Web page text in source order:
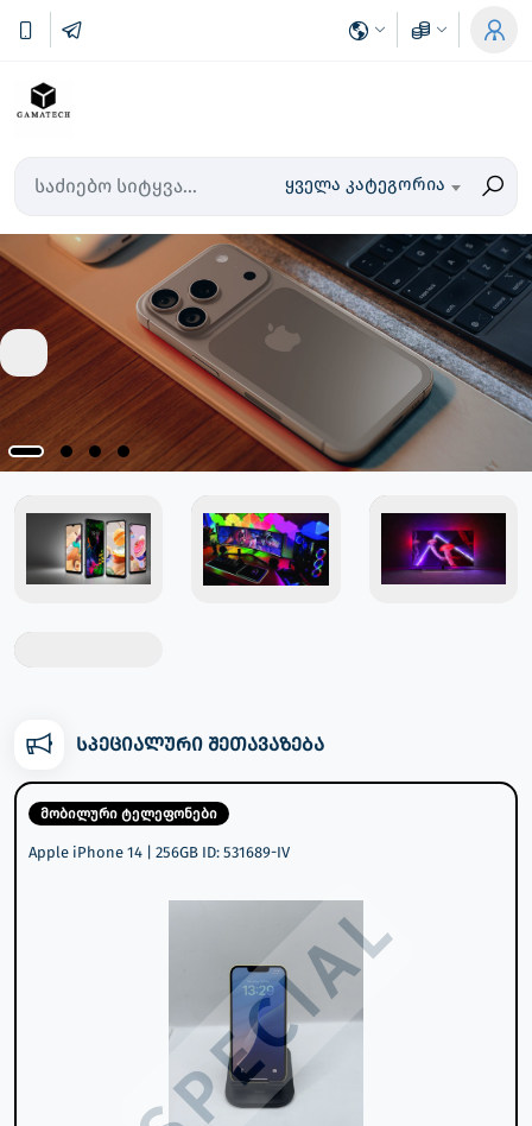
ყველა კატეგორია
სპეციალური შეთავაზება
მობილური ტელეფონები
Apple iPhone 14 | 256GB ID: 531689-IV